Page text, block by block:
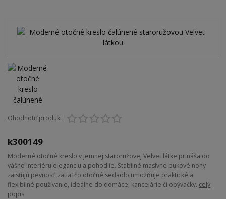
Ohodnotiť produkt
k300149
Moderné otočné kreslo v jemnej staroružovej Velvet látke prináša do
vášho interiéru eleganciu a pohodlie. Stabilné masívne bukové nohy
zaisťujú pevnosť, zatiaľ čo otočné sedadlo umožňuje praktické a
flexibilné používanie, ideálne do domácej kancelárie či obývačky. celý
popis